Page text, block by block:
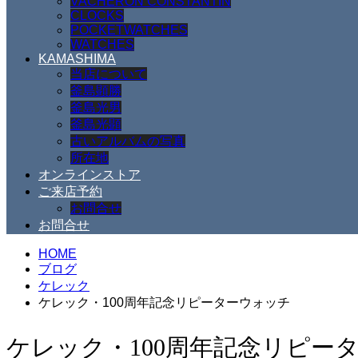
CLOCKS
POCKETWATCHES
WATCHES
KAMASHIMA
当店について
釜島顕勝
釜島光男
釜島光顕
古いアルバムの写真
所在地
オンラインストア
ご来店予約
お問合せ
お問合せ
HOME
ブログ
ケレック
ケレック・100周年記念リピーターウォッチ
ケレック・100周年記念リピー